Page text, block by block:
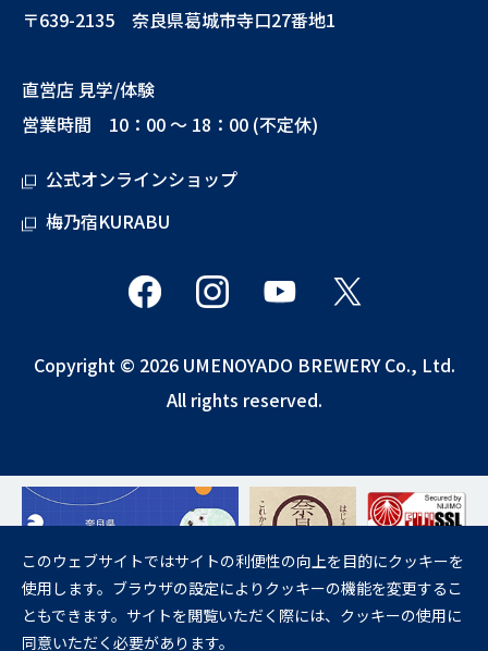
〒639-2135 奈良県葛城市寺口27番地1
直営店 見学/体験
営業時間 10：00 ～ 18：00 (不定休)
公式オンラインショップ
梅乃宿KURABU
Copyright © 2026 UMENOYADO BREWERY Co., Ltd.
All rights reserved.
飲酒は20歳になってから。
妊娠中や授乳期の飲酒は、胎児・乳児の発育に悪影響を与えるおそれが
あります。
このウェブサイトではサイトの利便性の向上を目的にクッキーを
使用します。ブラウザの設定によりクッキーの機能を変更するこ
ともできます。サイトを閲覧いただく際には、クッキーの使用に
同意いただく必要があります。